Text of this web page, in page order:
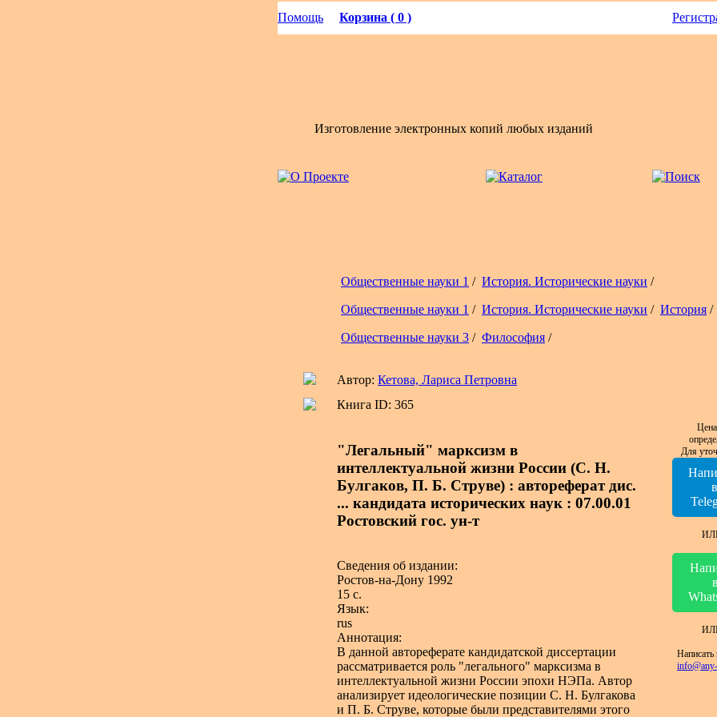
Помощь Корзина ( 0 )
Изготовление электронных копий любых изданий
Общественные науки 1 / История. Исторические науки /
Общественные науки 1 / История. Исторические науки / История /
Общественные науки 3 / Философия /
Автор: Кетова, Лариса Петровна
Книга ID: 365
"Легальный" марксизм в
интеллектуальной жизни России (С. Н.
Булгаков, П. Б. Струве) : автореферат дис.
... кандидата исторических наук : 07.00.01
Ростовский гос. ун-т
Сведения об издании:
Ростов-на-Дону 1992
15 с.
Язык:
rus
Аннотация:
В данной автореферате кандидатской диссертации
рассматривается роль "легального" марксизма в
интеллектуальной жизни России эпохи НЭПа. Автор
анализирует идеологические позиции С. Н. Булгакова
и П. Б. Струве, которые были представителями этого
Для
в
в
Написать